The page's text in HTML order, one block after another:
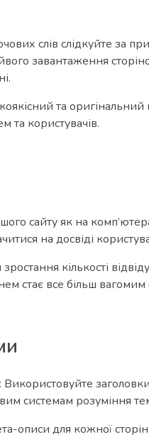
слів слідкуйте за
завантаження
та
та користувачів.
сайту як на
на досвіді
кількості
стає все більш
Використовуйте
системам розуміння
описи для кожної